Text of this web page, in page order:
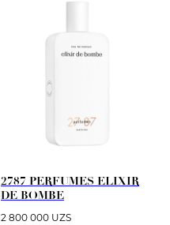
2787 PERFUMES ELIXIR
DE BOMBE
2 800 000 UZS